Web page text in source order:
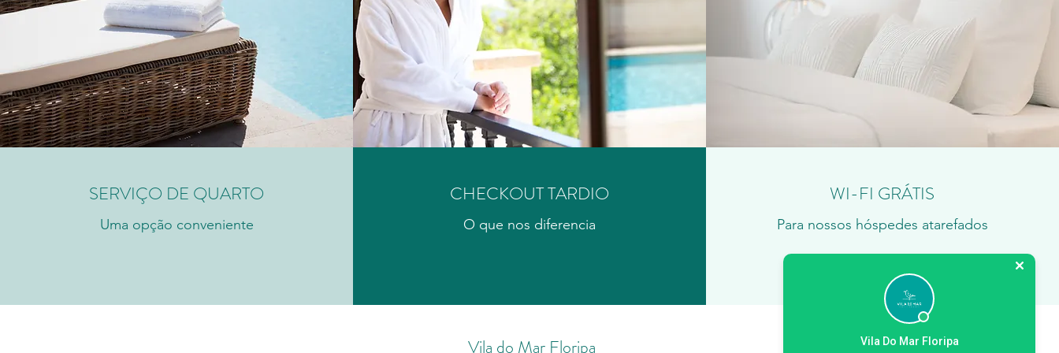
SERVIÇO DE QUARTO
Uma opção conveniente
CHECKOUT TARDIO
O que nos diferencia
WI-FI GRÁTIS
Para nossos hóspedes atarefados
Vila do Mar Floripa Vila Do Mar Floripa